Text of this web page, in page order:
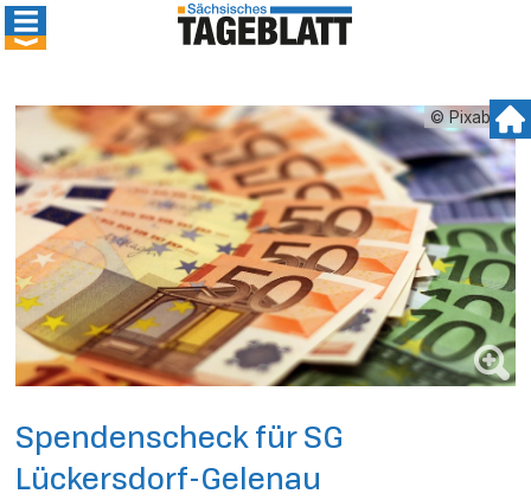
© Pixabay
Spendenscheck für SG
Lückersdorf-Gelenau